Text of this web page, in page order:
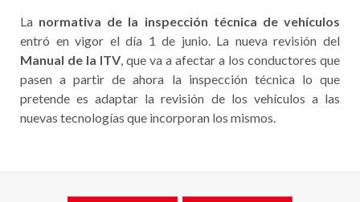
La normativa de la inspección técnica de vehículos
entró en vigor el día 1 de junio. La nueva revisión del
Manual de la ITV, que va a afectar a los conductores que
pasen a partir de ahora la inspección técnica lo que
pretende es adaptar la revisión de los vehículos a las
nuevas tecnologías que incorporan los mismos.